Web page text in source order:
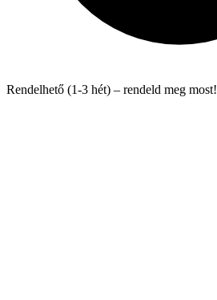
Rendelhető (1-3 hét) – rendeld meg most!